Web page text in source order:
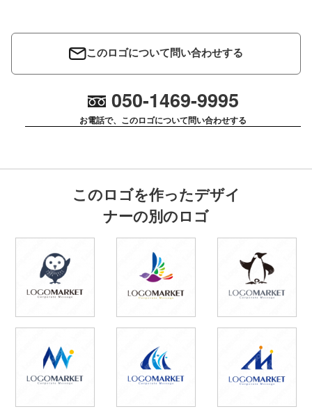
このロゴについて問い合わせする
050-1469-9995
お電話で、このロゴについて問い合わせする
このロゴを作ったデザイ
ナーの別のロゴ